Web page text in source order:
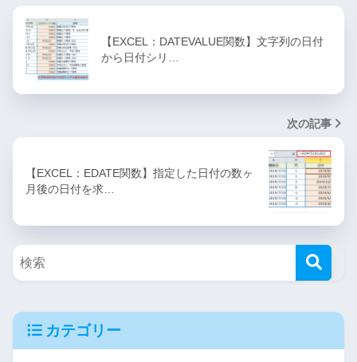
【EXCEL：DATEVALUE関数】文字列の日付
から日付シリ…
次の記事
【EXCEL：EDATE関数】指定した日付の数ヶ
月後の日付を求…
カテゴリー